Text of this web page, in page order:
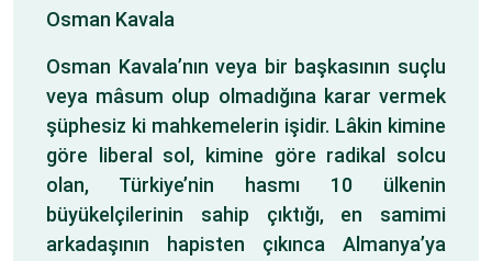
Osman Kavala
Osman Kavala’nın veya bir başkasının suçlu
veya mâsum olup olmadığına karar vermek
şüphesiz ki mahkemelerin işidir. Lâkin kimine
göre liberal sol, kimine göre radikal solcu
olan, Türkiye’nin hasmı 10 ülkenin
büyükelçilerinin sahip çıktığı, en samimi
arkadaşının hapisten çıkınca Almanya’ya